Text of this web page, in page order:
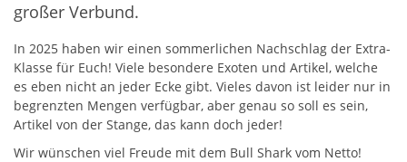
großer Verbund.
In 2025 haben wir einen sommerlichen Nachschlag der Extra-
Klasse für Euch! Viele besondere Exoten und Artikel, welche
es eben nicht an jeder Ecke gibt. Vieles davon ist leider nur in
begrenzten Mengen verfügbar, aber genau so soll es sein,
Artikel von der Stange, das kann doch jeder!
Wir wünschen viel Freude mit dem Bull Shark vom Netto!